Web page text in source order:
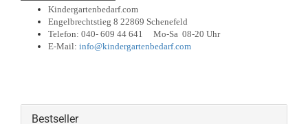
Kindergartenbedarf.com
Engelbrechtstieg 8 22869 Schenefeld
Telefon: 040- 609 44 641 Mo-Sa 08-20 Uhr
E-Mail: info@kindergartenbedarf.com
Bestseller